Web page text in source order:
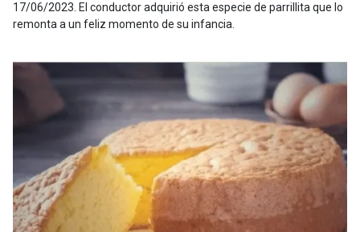
17/06/2023 El conductor adquirió esta especie de parrillita que lo
remonta a un feliz momento de su infancia.